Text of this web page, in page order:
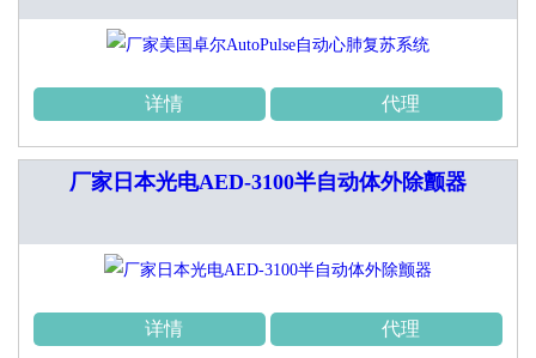
详情 代理
厂家日本光电AED-3100半自动体外除颤器
详情 代理